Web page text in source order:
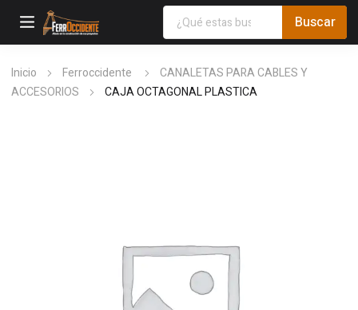
Inicio Ferroccidente
CANALETAS PARA CABLES Y
ACCESORIOS
CAJA OCTAGONAL PLASTICA